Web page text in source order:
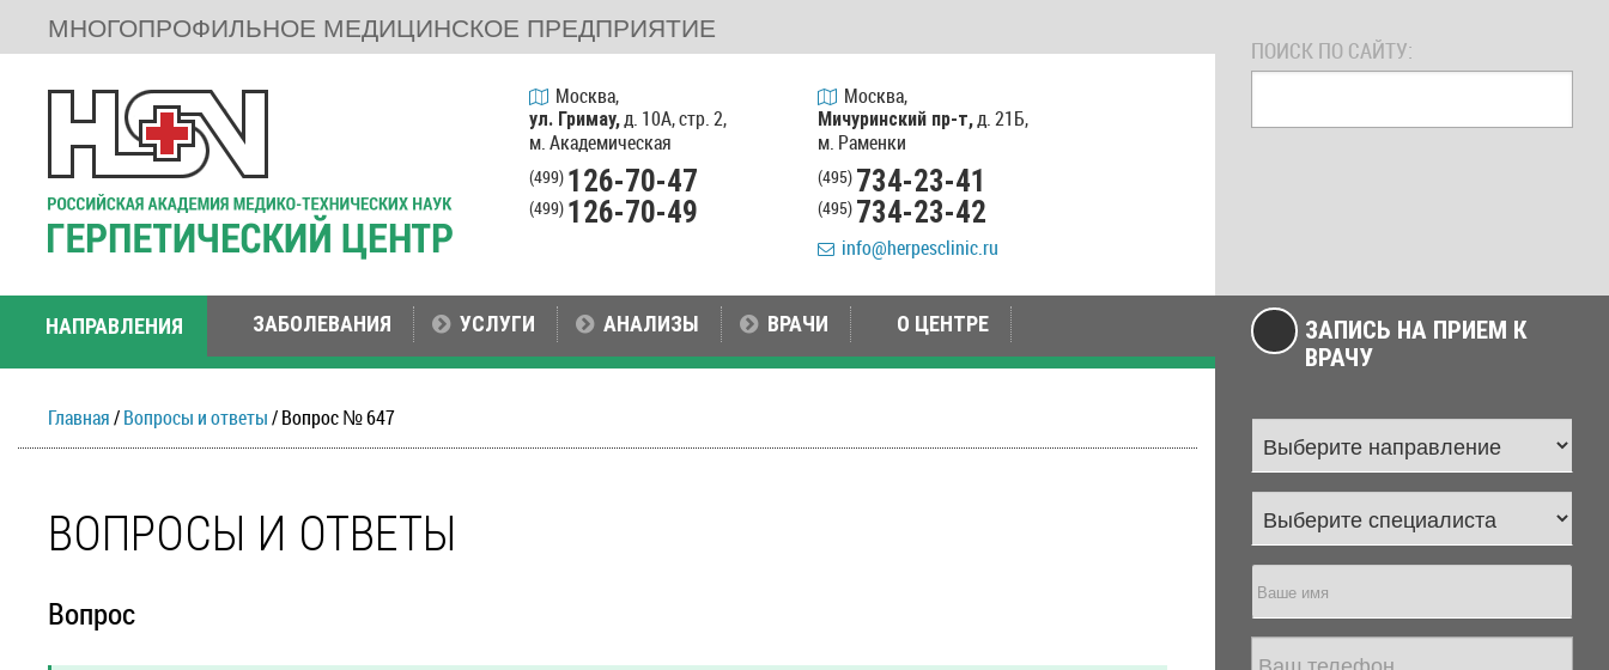
МНОГОПРОФИЛЬНОЕ МЕДИЦИНСКОЕ ПРЕДПРИЯТИЕ
Москва,
ул. Гримау,д. 10А, стр. 2,
м. Академическая
(499) 126-70-47
(499) 126-70-49
Москва,
Мичуринский пр-т, д. 21Б,
м. Раменки
(495) 734-23-41
(495) 734-23-42
info@herpesclinic.ru
ПОИСК ПО САЙТУ:
НАПРАВЛЕНИЯ ЗАБОЛЕВАНИЯ УСЛУГИ АНАЛИЗЫ ВРАЧИ О ЦЕНТРЕ
Главная/Вопросы и ответы/ Вопрос № 647
ВОПРОСЫ И ОТВЕТЫ
Вопрос
ЗАПИСЬ НА ПРИЕМ К
ВРАЧУ